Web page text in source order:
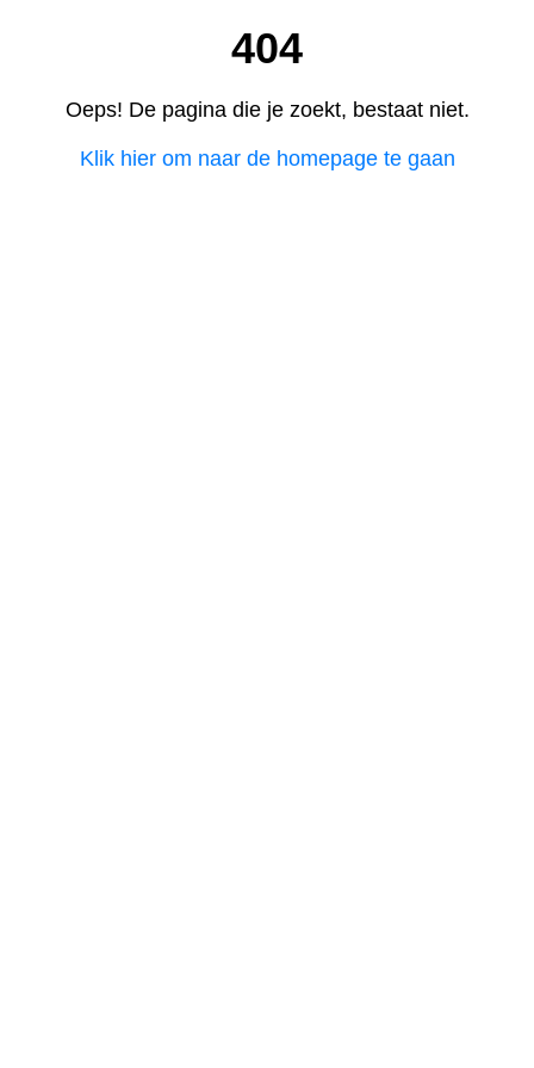
404
Oeps! De pagina die je zoekt, bestaat niet.
Klik hier om naar de homepage te gaan